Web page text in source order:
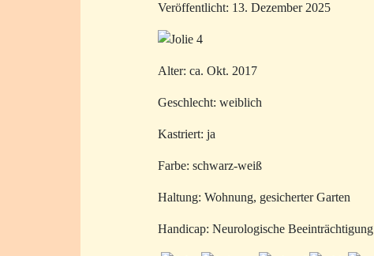
Veröffentlicht: 13. Dezember 2025
Alter: ca. Okt. 2017
Geschlecht: weiblich
Kastriert: ja
Farbe: schwarz-weiß
Haltung: Wohnung, gesicherter Garten
Handicap: Neurologische Beeinträchtigung